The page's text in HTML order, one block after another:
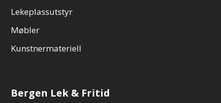
Lekeplassutstyr
Møbler
Kunstnermateriell
Bergen Lek & Fritid